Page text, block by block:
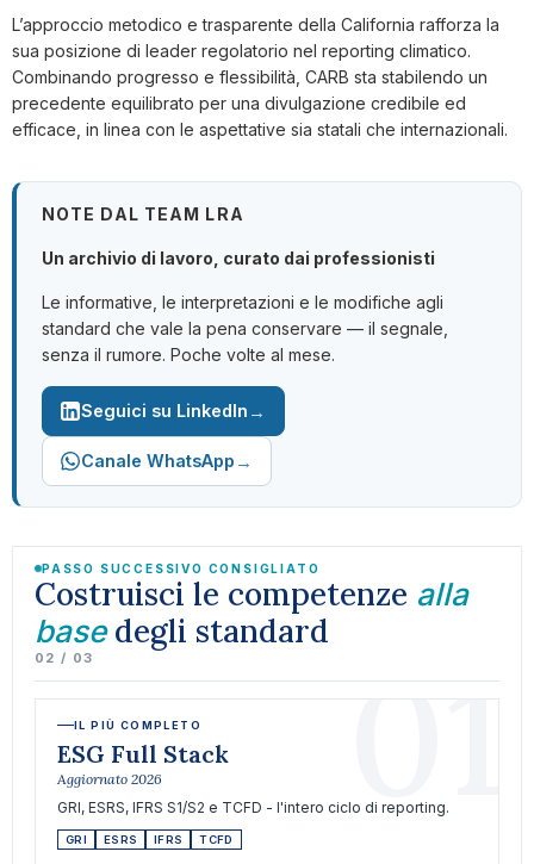
L’approccio metodico e trasparente della California rafforza la
sua posizione di leader regolatorio nel reporting climatico.
Combinando progresso e flessibilità, CARB sta stabilendo un
precedente equilibrato per una divulgazione credibile ed
efficace, in linea con le aspettative sia statali che internazionali.
NOTE DAL TEAM LRA
Un archivio di lavoro, curato dai professionisti
Le informative, le interpretazioni e le modifiche agli
standard che vale la pena conservare — il segnale,
senza il rumore. Poche volte al mese.
Seguici su LinkedIn →
Canale WhatsApp →
PASSO SUCCESSIVO CONSIGLIATO
Costruisci le competenze alla
basedegli standard
02 / 03 01
IL PIÙ COMPLETO
ESG Full Stack
Aggiornato 2026
GRI, ESRS, IFRS S1/S2 e TCFD - l'intero ciclo di reporting.
GRI ESRS IFRS TCFD